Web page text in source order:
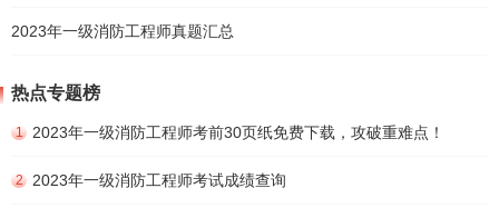
2023年一级消防工程师真题汇总
热点专题榜
1 2023年一级消防工程师考前30页纸免费下载，攻破重难点！
2 2023年一级消防工程师考试成绩查询